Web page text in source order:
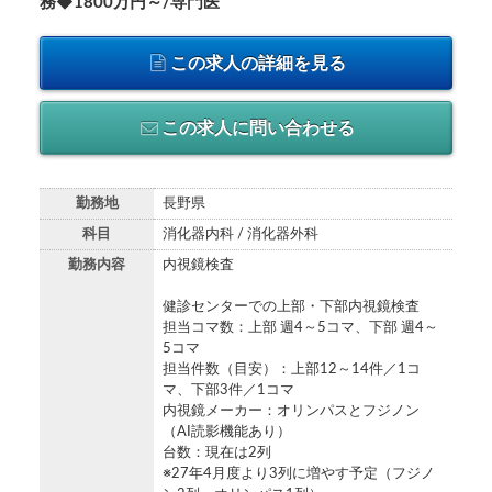
この求人の詳細を見る
この求人に問い合わせる
勤務地 長野県
科目 消化器内科 / 消化器外科
勤務内容 内視鏡検査
健診センターでの上部・下部内視鏡検査
担当コマ数：上部 週4～5コマ、下部 週4～
5コマ
担当件数（目安）：上部12～14件／1コ
マ、下部3件／1コマ
内視鏡メーカー：オリンパスとフジノン
（AI読影機能あり）
台数：現在は2列
※27年4月度より3列に増やす予定（フジノ